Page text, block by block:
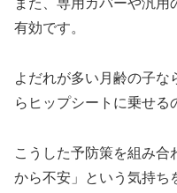
また、専用カバーや汎用
有効です。
よだれが多い月齢の子な
らヒップシートに乗せる
こうした予防策を組み合
から不安」という気持ち